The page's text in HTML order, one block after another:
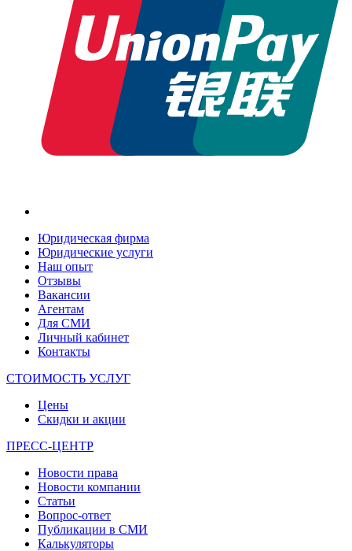
Юридическая фирма
Юридические услуги
Наш опыт
Отзывы
Вакансии
Агентам
Для СМИ
Личный кабинет
Контакты
СТОИМОСТЬ УСЛУГ
Цены
Скидки и акции
ПРЕСС-ЦЕНТР
Новости права
Новости компании
Статьи
Вопрос-ответ
Публикации в СМИ
Калькуляторы